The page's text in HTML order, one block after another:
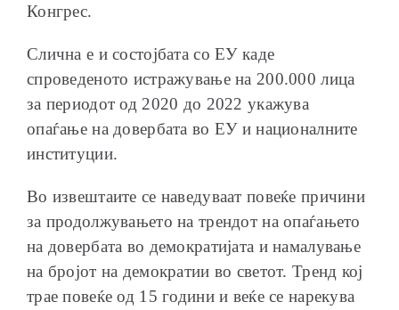
Конгрес.
Слична е и состојбата со ЕУ каде
спроведеното истражување на 200.000 лица
за периодот од 2020 до 2022 укажува
опаѓање на довербата во ЕУ и националните
институции.
Во извештаите се наведуваат повеќе причини
за продолжувањето на трендот на опаѓањето
на довербата во демократијата и намалување
на бројот на демократии во светот. Тренд кој
трае повеќе од 15 години и веќе се нарекува